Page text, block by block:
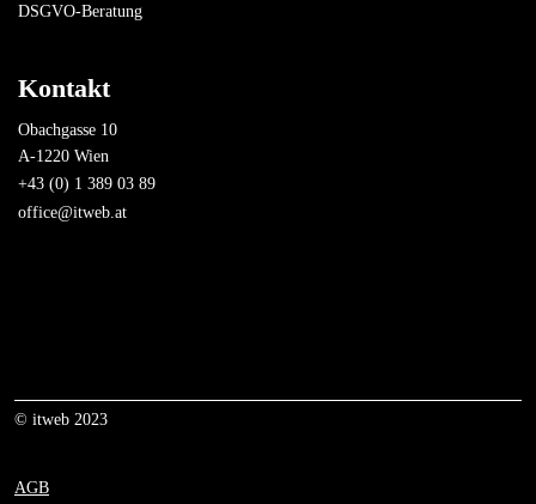
DSGVO-Beratung
Kontakt
Obachgasse 10
A-1220 Wien
+43 (0) 1 389 03 89
office@itweb.at
© itweb 2023
AGB